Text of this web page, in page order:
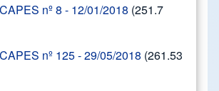
nº 8 - 12/01/2018 (251.7
nº 125 - 29/05/2018 (261.53